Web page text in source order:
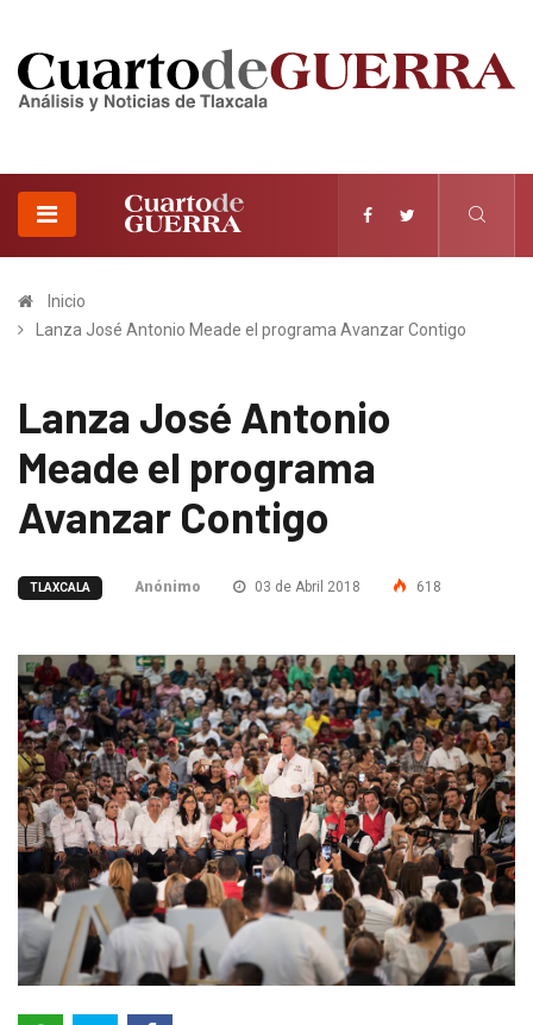
Inicio
Lanza José Antonio Meade el programa Avanzar Contigo
Lanza José Antonio
Meade el programa
Avanzar Contigo
TLAXCALA Anónimo 03 de Abril 2018 618